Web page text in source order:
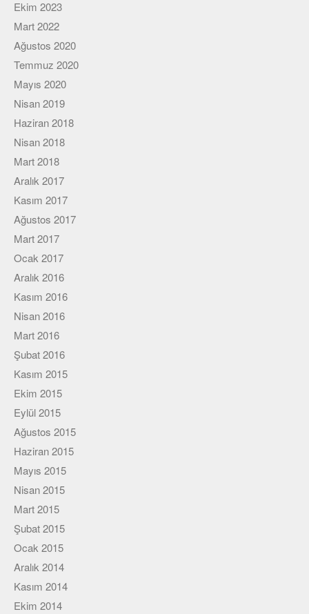
Bize yazın
Viki
Ekim 2023
Mart 2022
Ağustos 2020
Temmuz 2020
Mayıs 2020
Nisan 2019
Haziran 2018
Nisan 2018
Mart 2018
Aralık 2017
Kasım 2017
Ağustos 2017
Mart 2017
Ocak 2017
Aralık 2016
Kasım 2016
Nisan 2016
Mart 2016
Şubat 2016
Kasım 2015
Ekim 2015
Eylül 2015
Ağustos 2015
Haziran 2015
Mayıs 2015
Nisan 2015
Mart 2015
Şubat 2015
Ocak 2015
Aralık 2014
Kasım 2014
Ekim 2014